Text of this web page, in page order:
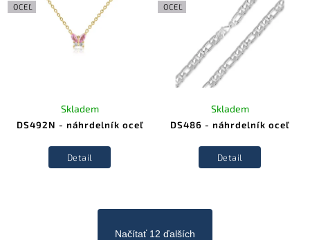
OCEĽ
DS492N - náhrdelník oceľ
Skladem
Detail
OCEĽ
DS486 - náhrdelník oceľ
Skladem
Detail
Načítať 12 ďalších